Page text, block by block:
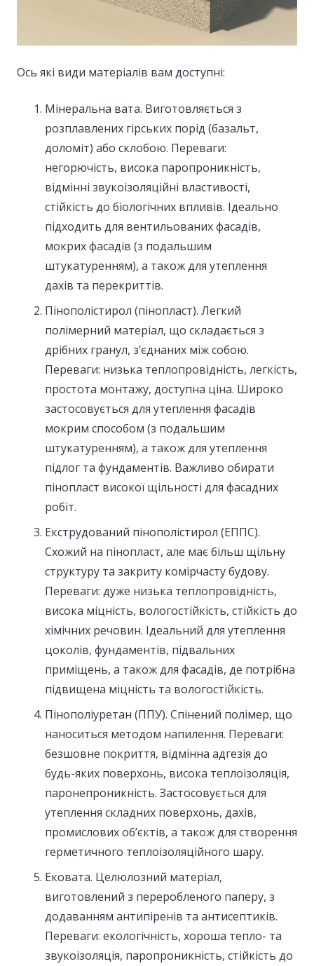
Ось які види матеріалів вам доступні:
Мінеральна вата. Виготовляється з
розплавлених гірських порід (базальт,
доломіт) або склобою. Переваги:
негорючість, висока паропроникність,
відмінні звукоізоляційні властивості,
стійкість до біологічних впливів. Ідеально
підходить для вентильованих фасадів,
мокрих фасадів (з подальшим
штукатуренням), а також для утеплення
дахів та перекриттів.
Пінополістирол (пінопласт). Легкий
полімерний матеріал, що складається з
дрібних гранул, з’єднаних між собою.
Переваги: низька теплопровідність, легкість,
простота монтажу, доступна ціна. Широко
застосовується для утеплення фасадів
мокрим способом (з подальшим
штукатуренням), а також для утеплення
підлог та фундаментів. Важливо обирати
пінопласт високої щільності для фасадних
робіт.
Екструдований пінополістирол (ЕППС).
Схожий на пінопласт, але має більш щільну
структуру та закриту комірчасту будову.
Переваги: дуже низька теплопровідність,
висока міцність, вологостійкість, стійкість до
хімічних речовин. Ідеальний для утеплення
цоколів, фундаментів, підвальних
приміщень, а також для фасадів, де потрібна
підвищена міцність та вологостійкість.
Пінополіуретан (ППУ). Спінений полімер, що
наноситься методом напилення. Переваги:
безшовне покриття, відмінна адгезія до
будь-яких поверхонь, висока теплоізоляція,
паронепроникність. Застосовується для
утеплення складних поверхонь, дахів,
промислових об’єктів, а також для створення
герметичного теплоізоляційного шару.
Ековата. Целюлозний матеріал,
виготовлений з переробленого паперу, з
додаванням антипіренів та антисептиків.
Переваги: екологічність, хороша тепло- та
звукоізоляція, паропроникність, стійкість до